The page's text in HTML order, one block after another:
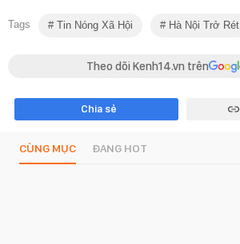
Tags Tin Nóng Xã Hội Hà Nội Trở Rét
Theo dõi Kenh14.vn trên
Chia sẻ
CÙNG MỤC ĐANG HOT